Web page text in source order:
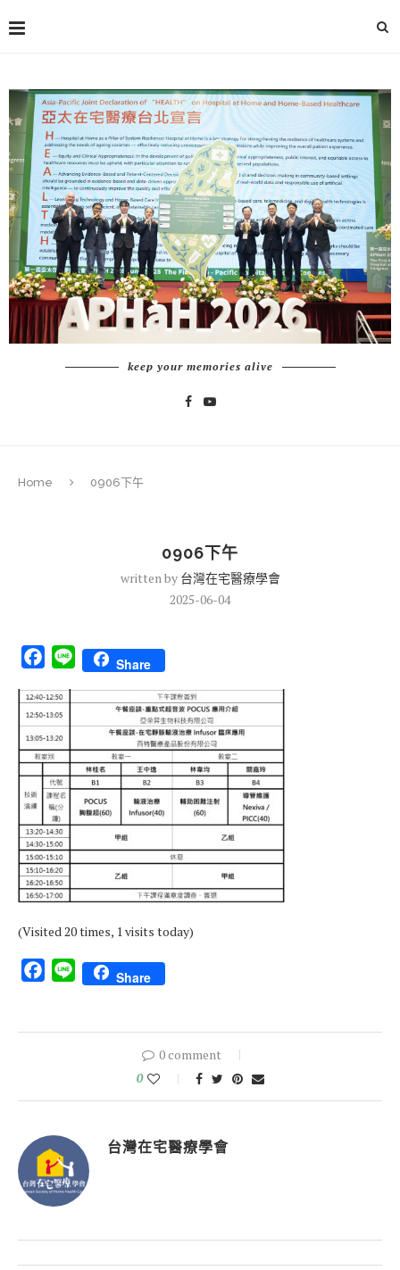
keep your memories alive
Home 0906下午
0906下午
written by 台灣在宅醫療學會
2025-06-04
Facebook
Line Share
(Visited 20 times, 1 visits today)
Facebook
Line Share
0 comment
0
台灣在宅醫療學會